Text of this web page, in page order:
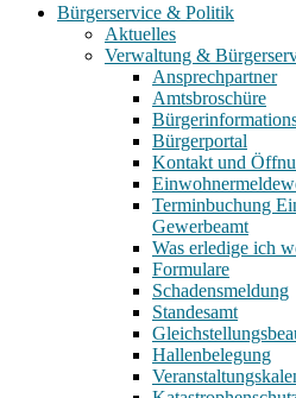
Bürgerservice & Politik
Aktuelles
Verwaltung &
Ansprechpartner
Amtsbroschüre
Bürgerportal
Kontakt und
Terminbuchung
Gewerbeamt
Was erledige ich
Formulare
Schadensmeldung
Standesamt
Hallenbelegung